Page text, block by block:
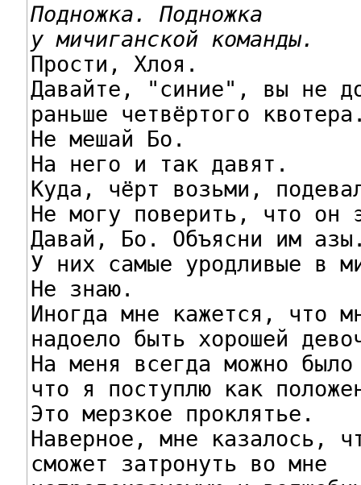
Подножка. Подножка
у мичиганской команды.
Прости, Хлоя.
Давайте, "синие", вы не
раньше четвёртого
Не мешай Бо.
На него и так давят.
Куда, чёрт возьми,
Не могу поверить, что он
Давай, Бо. Объясни им
У них самые уродливые в
Не знаю.
Иногда мне кажется, что
надоело быть хорошей
На меня всегда можно было
что я поступлю как
Это мерзкое проклятье.
Наверное, мне казалось,
сможет затронуть во мне